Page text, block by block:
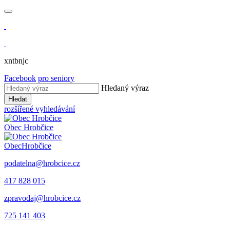
xntbnjc
Facebook pro seniory
Hledaný výraz
Hledat
rozšířené vyhledávání
Obec Hrobčice
ObecHrobčice
podatelna@hrobcice.cz
417 828 015
zpravodaj@hrobcice.cz
725 141 403